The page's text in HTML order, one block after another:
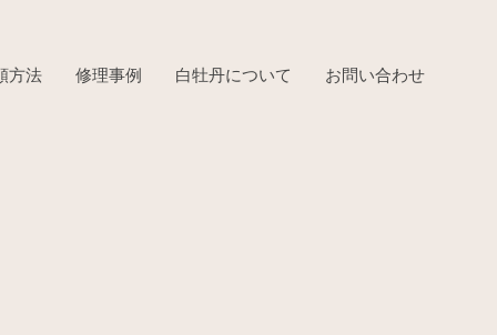
方法 修理事例 白牡丹について お問い合わせ